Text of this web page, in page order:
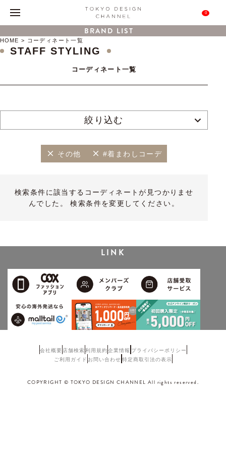
0
BRAND LIST
HOME コーディネート一覧
STAFF STYLING
コーディネート一覧
絞り込む
その他 #着まわしコーデ
検索条件に該当するコーディネートが見つかりませ
んでした。 検索条件を変更してください。
LINK
会社概要 店舗検索利用規約企業情報 プライバシーポリシー
ご利用ガイド お問い合わせ 特定商取引法の表示
COPYRIGHT © TOKYO DESIGN CHANNEL All rights reserved.